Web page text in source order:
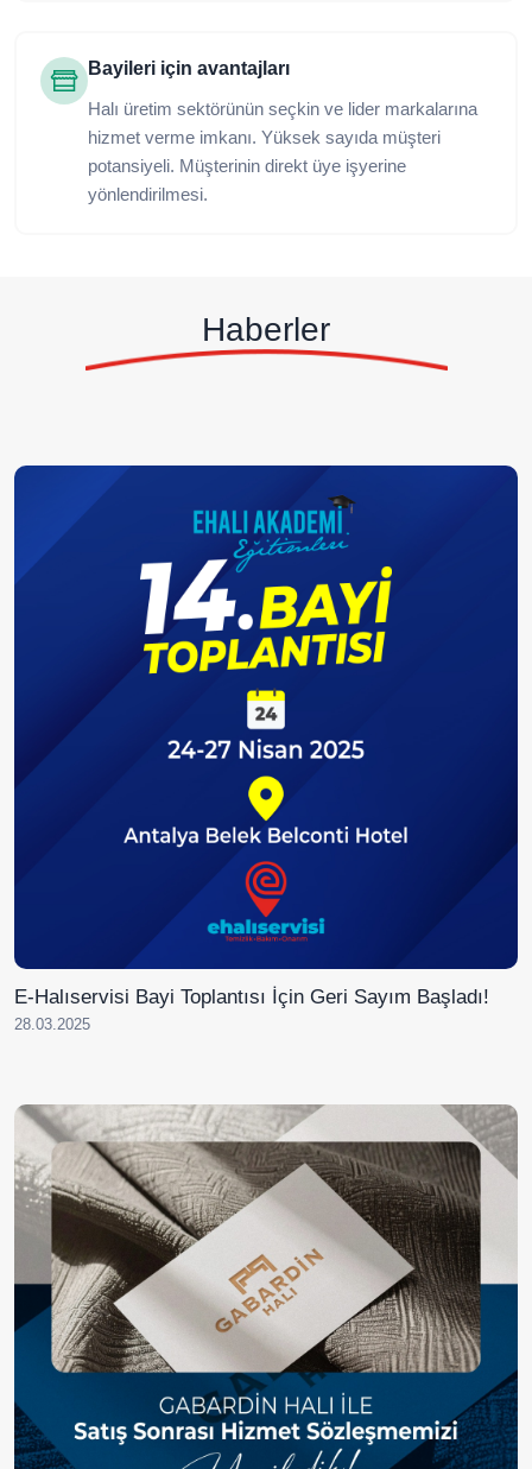
Bayileri için avantajları
Halı üretim sektörünün seçkin ve lider markalarına
hizmet verme imkanı. Yüksek sayıda müşteri
potansiyeli. Müşterinin direkt üye işyerine
yönlendirilmesi.
Haberler
E-Halıservisi Bayi Toplantısı İçin Geri Sayım Başladı!
28.03.2025